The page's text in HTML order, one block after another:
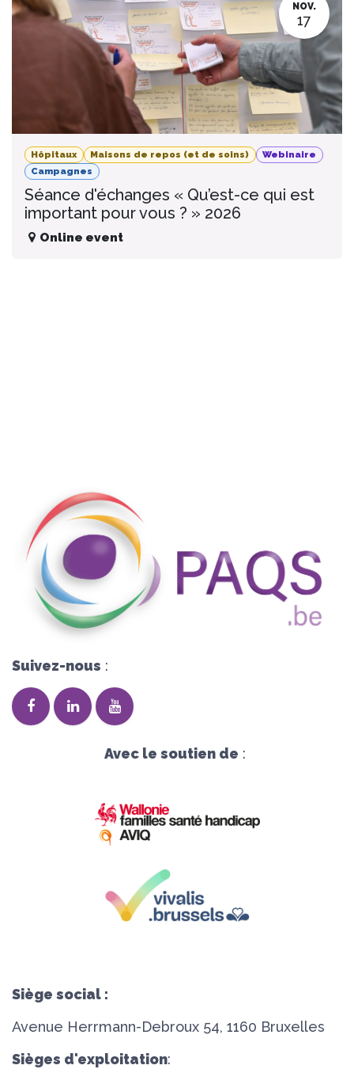
NOV.
17
Hôpitaux Maisons de repos (et de soins)
Webinaire
Campagnes
Séance d'échanges « Qu’est-ce qui est
important pour vous ? » 2026
Online event
Suivez-nous :
Avec le soutien de :
Siège social :
Avenue Herrmann-Debroux 54, 1160 Bruxelles
Sièges d'exploitation: